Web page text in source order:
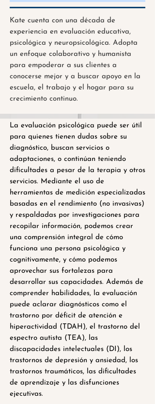
Kate cuenta con una década de
experiencia en evaluación educativa,
psicológica y neuropsicológica. Adopta
un enfoque colaborativo y humanista
para empoderar a sus clientes a
conocerse mejor y a buscar apoyo en la
escuela, el trabajo y el hogar para su
crecimiento continuo.
La evaluación psicológica puede ser útil
para quienes tienen dudas sobre su
diagnóstico, buscan servicios o
adaptaciones, o continúan teniendo
dificultades a pesar de la terapia y otros
servicios. Mediante el uso de
herramientas de medición especializadas
basadas en el rendimiento (no invasivas)
y respaldadas por investigaciones para
recopilar información, podemos crear
una comprensión integral de cómo
funciona una persona psicológica y
cognitivamente, y cómo podemos
aprovechar sus fortalezas para
desarrollar sus capacidades. Además de
comprender habilidades, la evaluación
puede aclarar diagnósticos como el
trastorno por déficit de atención e
hiperactividad (TDAH), el trastorno del
espectro autista (TEA), las
discapacidades intelectuales (DI), los
trastornos de depresión y ansiedad, los
trastornos traumáticos, las dificultades
de aprendizaje y las disfunciones
ejecutivas.